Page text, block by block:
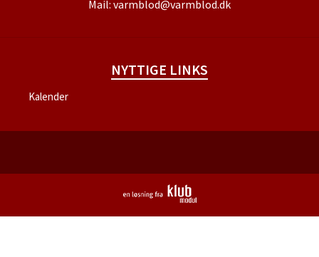
Mail: varmblod@varmblod.dk
NYTTIGE LINKS
Kalender